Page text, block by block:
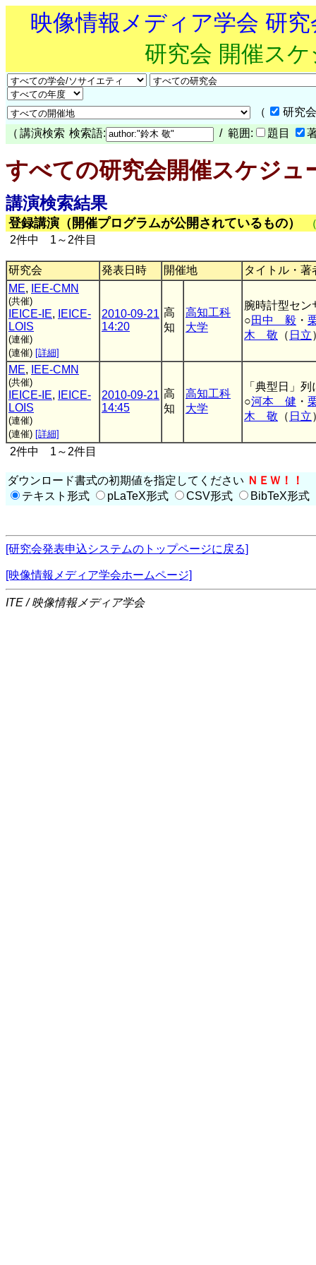
映像情報メディア学会 研
研究会 開催ス
（
研究
（ 講演検索 検索語: / 範囲: 題目
すべての研究会開催スケジュ
講演検索結果
登録講演（開催プログラムが公開されているもの）
2件中 1～2件目
研究会 発表日時 開催地
タイトル・著
ME, IEE-CMN
(共催)
IEICE-IE,
IEICE-
LOIS
(連催)
(連催) [詳細]
2010-09-21
14:20
高
知
高知工科
大学
腕時計型セン
○田中 毅 ・
木 敬 （ 日立
ME, IEE-CMN
(共催)
IEICE-IE,
IEICE-
LOIS
(連催)
(連催) [詳細]
2010-09-21
14:45
高
知
高知工科
大学
「典型日」
○河本 健 ・
木 敬 （ 日立
2件中 1～2件目
ダウンロード書式の初期値を指定してください ＮＥＷ！！
テキスト形式
pLaTeX形式 CSV形式 BibTeX形式
[研究会発表申込システムのトップページに戻る]
[映像情報メディア学会ホームページ]
ITE / 映像情報メディア学会